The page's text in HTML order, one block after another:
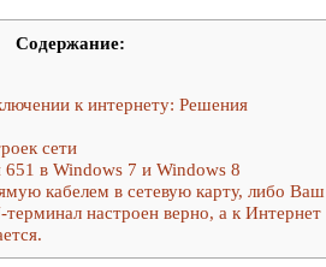
Содержание:
к интернету: Решения
сети
в Windows 7 и Windows 8
кабелем в сетевую карту, либо Ваш
настроен верно, а к Интернет